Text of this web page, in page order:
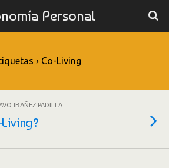
Personal
› Co-Living
IBAÑEZ PADILLA
Living?